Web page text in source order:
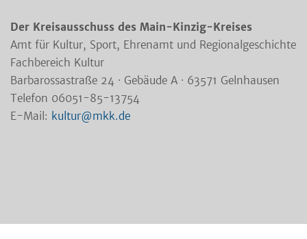
Der Kreisausschuss des Main-Kinzig-Kreises
Amt für Kultur, Sport, Ehrenamt und Regionalgeschichte
Fachbereich Kultur
Barbarossastraße 24 · Gebäude A · 63571 Gelnhausen
Telefon 06051-85-13754
E-Mail: kultur@mkk.de